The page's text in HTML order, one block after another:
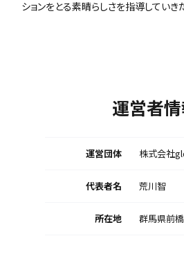
ションをとる素晴らしさを指導していき
運営者
運営団体 株式会社
代表者名 荒川智
所在地 群馬県前